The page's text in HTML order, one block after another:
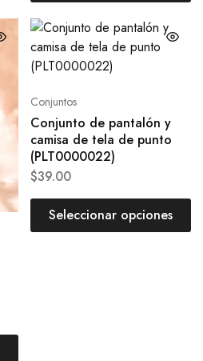
Conjuntos
Conjunto de pantalón y
camisa de tela de punto
(PLT0000022)
$39.00
Seleccionar opciones